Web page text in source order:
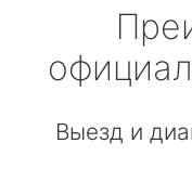
Выезд и